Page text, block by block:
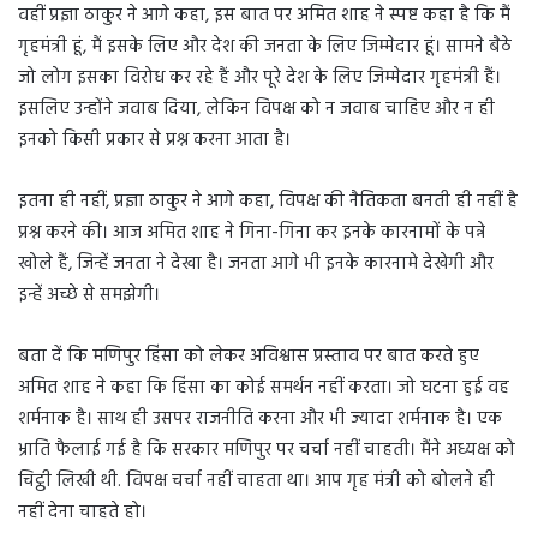
वहीं प्रज्ञा ठाकुर ने आगे कहा, इस बात पर अमित शाह ने स्पष्ट कहा है कि मैं
गृहमंत्री हूं, मैं इसके लिए और देश की जनता के लिए जिम्मेदार हूं। सामने बैठे
जो लोग इसका विरोध कर रहे हैं और पूरे देश के लिए जिम्मेदार गृहमंत्री हैं।
इसलिए उन्होंने जवाब दिया, लेकिन विपक्ष को न जवाब चाहिए और न ही
इनको किसी प्रकार से प्रश्न करना आता है।
इतना ही नहीं, प्रज्ञा ठाकुर ने आगे कहा, विपक्ष की नैतिकता बनती ही नहीं है
प्रश्न करने की। आज अमित शाह ने गिना-गिना कर इनके कारनामों के पन्ने
खोले हैं, जिन्हें जनता ने देखा है। जनता आगे भी इनके कारनामे देखेगी और
इन्हें अच्छे से समझेगी।
बता दें कि मणिपुर हिंसा को लेकर अविश्वास प्रस्ताव पर बात करते हुए
अमित शाह ने कहा कि हिंसा का कोई समर्थन नहीं करता। जो घटना हुई वह
शर्मनाक है। साथ ही उसपर राजनीति करना और भी ज्यादा शर्मनाक है। एक
भ्राति फैलाई गई है कि सरकार मणिपुर पर चर्चा नहीं चाहती। मैंने अध्यक्ष को
चिट्ठी लिखी थी. विपक्ष चर्चा नहीं चाहता था। आप गृह मंत्री को बोलने ही
नहीं देना चाहते हो।